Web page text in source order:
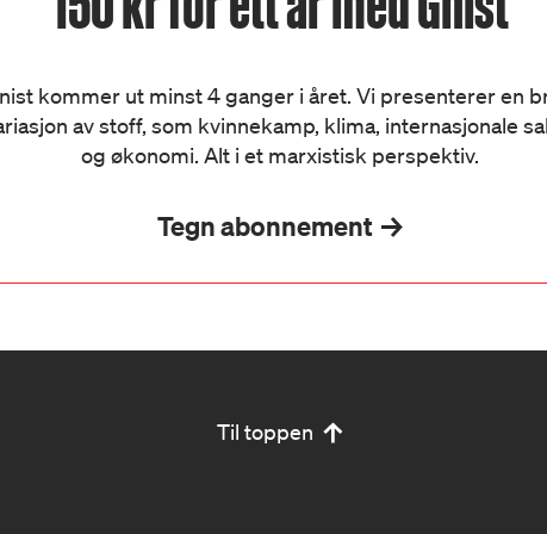
kommer ut minst 4 ganger i året. Vi presenterer en
av stoff, som kvinnekamp, klima, internasjonale
og økonomi. Alt i et marxistisk perspektiv.
Tegn abonnement
Til toppen